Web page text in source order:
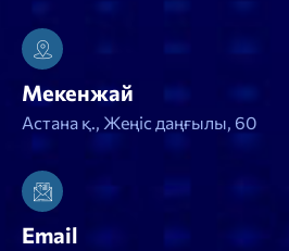
Мекенжай
Астана қ., Жеңіс даңғылы, 60
Email